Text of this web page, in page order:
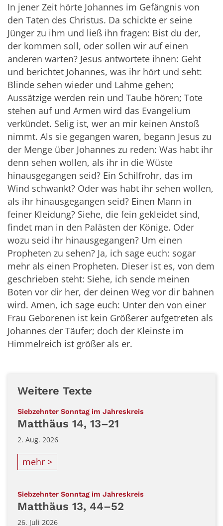
In jener Zeit hörte Johannes im Gefängnis von
den Taten des Christus. Da schickte er seine
Jünger zu ihm und ließ ihn fragen: Bist du der,
der kommen soll, oder sollen wir auf einen
anderen warten? Jesus antwortete ihnen: Geht
und berichtet Johannes, was ihr hört und seht:
Blinde sehen wieder und Lahme gehen;
Aussätzige werden rein und Taube hören; Tote
stehen auf und Armen wird das Evangelium
verkündet. Selig ist, wer an mir keinen Anstoß
nimmt. Als sie gegangen waren, begann Jesus zu
der Menge über Johannes zu reden: Was habt ihr
denn sehen wollen, als ihr in die Wüste
hinausgegangen seid? Ein Schilfrohr, das im
Wind schwankt? Oder was habt ihr sehen wollen,
als ihr hinausgegangen seid? Einen Mann in
feiner Kleidung? Siehe, die fein gekleidet sind,
findet man in den Palästen der Könige. Oder
wozu seid ihr hinausgegangen? Um einen
Propheten zu sehen? Ja, ich sage euch: sogar
mehr als einen Propheten. Dieser ist es, von dem
geschrieben steht: Siehe, ich sende meinen
Boten vor dir her, der deinen Weg vor dir bahnen
wird. Amen, ich sage euch: Unter den von einer
Frau Geborenen ist kein Größerer aufgetreten als
Johannes der Täufer; doch der Kleinste im
Himmelreich ist größer als er.
Weitere Texte
Siebzehnter Sonntag im Jahreskreis
Matthäus 14, 13–21
2. Aug. 2026
mehr >
Siebzehnter Sonntag im Jahreskreis
Matthäus 13, 44–52
26. Juli 2026